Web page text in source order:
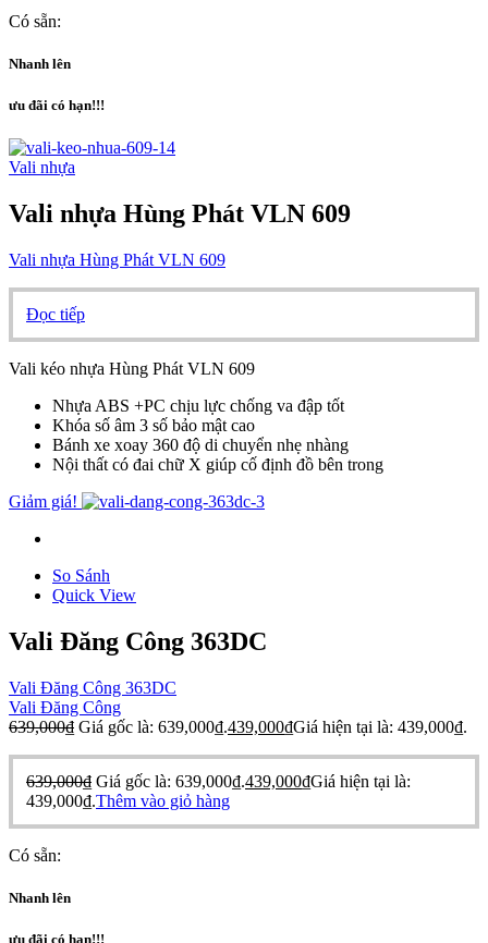
Có sẵn:
Nhanh lên
ưu đãi có hạn!!!
Vali nhựa
Vali nhựa Hùng Phát VLN 609
Vali nhựa Hùng Phát VLN 609
Đọc tiếp
Vali kéo nhựa Hùng Phát VLN 609
Nhựa ABS +PC chịu lực chống va đập tốt
Khóa số âm 3 số bảo mật cao
Bánh xe xoay 360 độ di chuyển nhẹ nhàng
Nội thất có đai chữ X giúp cố định đồ bên trong
Giảm giá!
So Sánh
Quick View
Vali Đăng Công 363DC
Vali Đăng Công 363DC
Vali Đăng Công
639,000₫ Giá gốc là: 639,000₫.439,000₫Giá hiện tại là: 439,000₫.
639,000₫ Giá gốc là: 639,000₫.439,000₫Giá hiện tại là:
439,000₫.Thêm vào giỏ hàng
Có sẵn:
Nhanh lên
ưu đãi có hạn!!!